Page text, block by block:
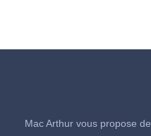
Mac Arthur vous propose